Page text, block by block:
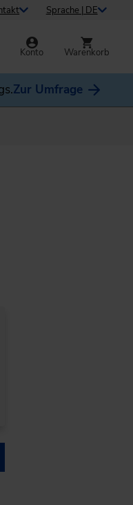
Sprache | DE
Konto Warenkorb
Zur Umfrage